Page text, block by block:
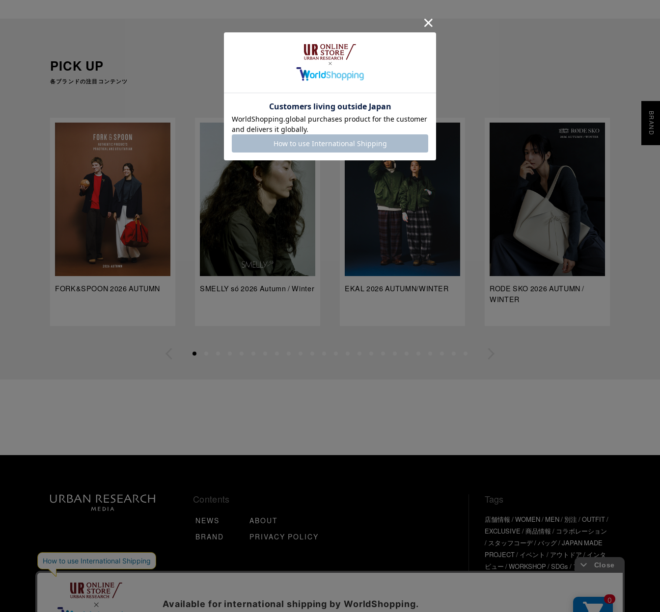
BRAND
PICK UP
各ブランドの注目コンテンツ
FORK&SPOON 2026 AUTUMN SMELLY só 2026 Autumn / Winter EKAL 2026 AUTUMN/WINTER
RODE SKO 2026 AUTUMN /
WINTER
Contents
NEWS
ABOUT
BRAND
PRIVACY POLICY
Links
Tags
店舗情報 WOMEN MEN 別注 OUTFIT
EXCLUSIVE 商品情報
コラボレーション
スタッフコーデ バッグ JAPAN MADE
PROJECT イベント アウトドア
インタ
ビュー WORKSHOP SDGs
アウター
ONLINE STORE